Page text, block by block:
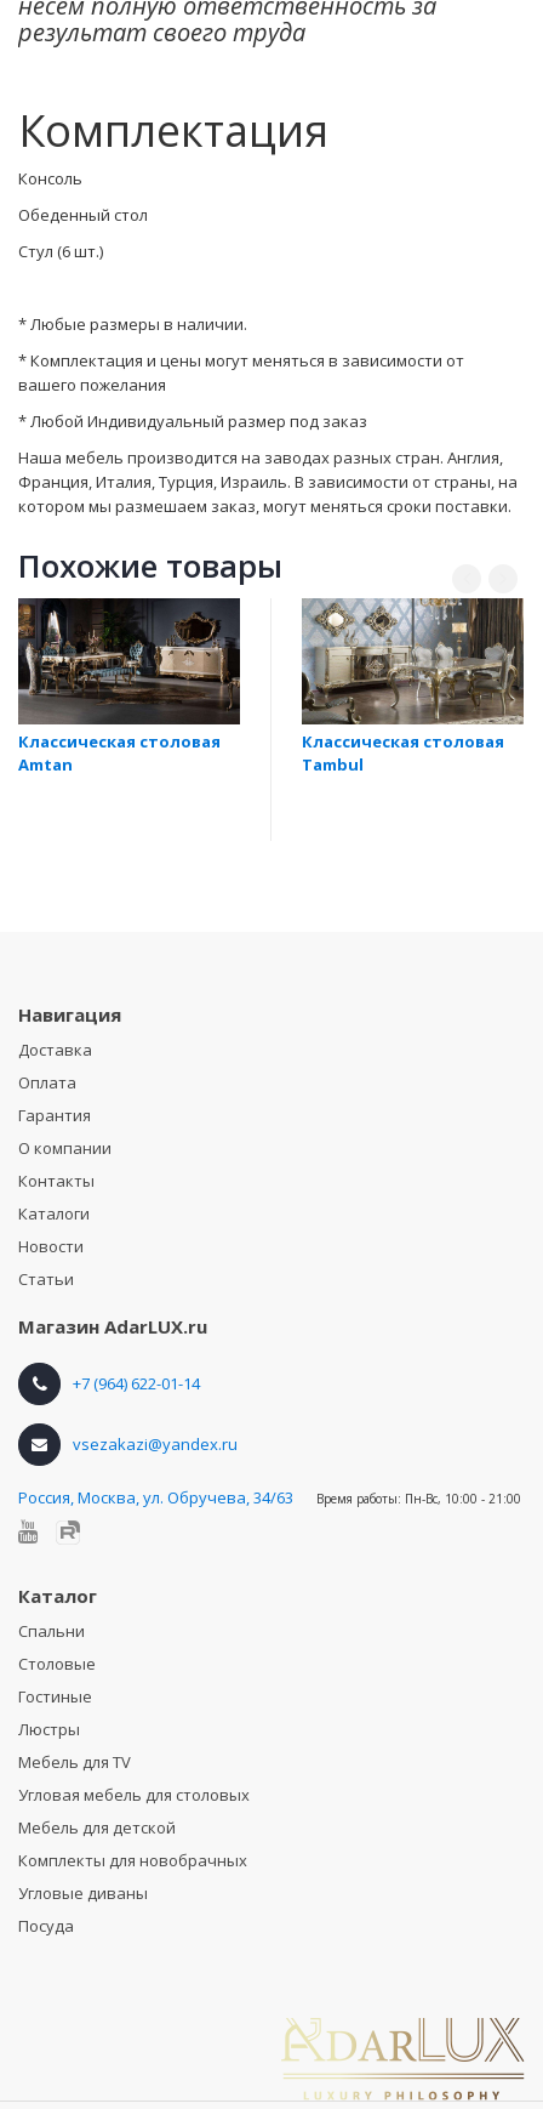
результат своего труда
Комплектация
Консоль
Обеденный стол
Стул (6 шт.)
* Любые размеры в наличии.
* Комплектация и цены могут меняться в зависимости от
вашего пожелания
* Любой Индивидуальный размер под заказ
Наша мебель производится на заводах разных стран. Англия,
Франция, Италия, Турция, Израиль. В зависимости от страны, на
котором мы размешаем заказ, могут мeняться сроки поставки.
Похожие товары
Классическая столовая
Amtan
Классическая столовая
Tambul
Навигация
Доставка
Оплата
Гарантия
О компании
Контакты
Каталоги
Новости
Статьи
Магазин AdarLUX.ru
+7 (964) 622-01-14
vsezakazi@yandex.ru
Россия,Москва, ул. Обручева, 34/63 Время работы: Пн-Вс, 10:00 - 21:00
Каталог
Спальни
Столовые
Гостиные
Люстры
Мебель для TV
Угловая мебель для столовых
Мебель для детской
Комплекты для новобрачных
Угловые диваны
Посуда